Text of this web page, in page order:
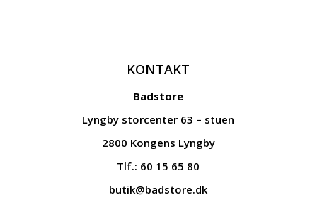
KONTAKT
Badstore
Lyngby storcenter 63 – stuen
2800 Kongens Lyngby
Tlf.: 60 15 65 80
butik@badstore.dk